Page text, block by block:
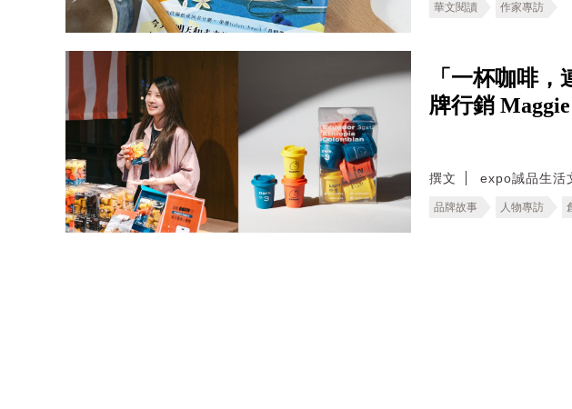
華文閱讀 作家專訪
「一杯咖啡
牌行銷 Maggie
撰文 expo誠品生活
品牌故事 人物專訪